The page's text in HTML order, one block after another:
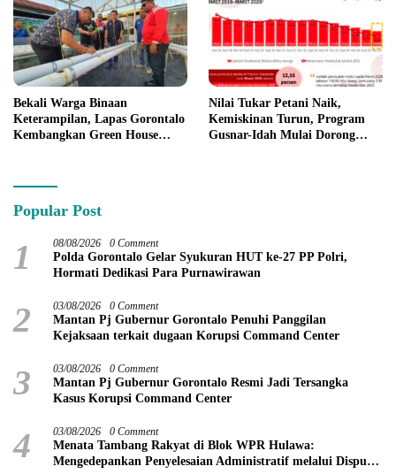
Bekali Warga Binaan
Keterampilan, Lapas Gorontalo
Kembangkan Green House
Nilai Tukar Petani Naik,
Kemiskinan Turun, Program
Gusnar-Idah Mulai Dorong
Popular Post
1 08/08/2026 0 Comment
Polda Gorontalo Gelar Syukuran HUT ke-27 PP Polri,
Hormati Dedikasi Para Purnawirawan
2 03/08/2026 0 Comment
Mantan Pj Gubernur Gorontalo Penuhi Panggilan
Kejaksaan terkait dugaan Korupsi Command Center
3 03/08/2026 0 Comment
Mantan Pj Gubernur Gorontalo Resmi Jadi Tersangka
Kasus Korupsi Command Center
4 03/08/2026 0 Comment
Menata Tambang Rakyat di Blok WPR Hulawa:
Mengedepankan Penyelesaian Administratif melalui Dispute